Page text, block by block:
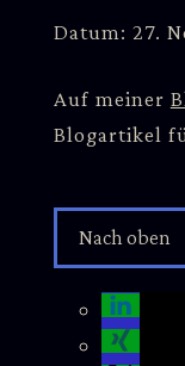
Datum: 27.
Auf meiner
Blogartikel
Nach oben